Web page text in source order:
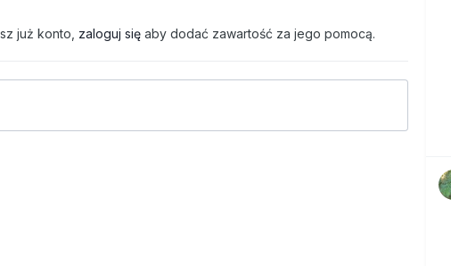
już konto, zaloguj się aby dodać zawartość za jego pomocą.